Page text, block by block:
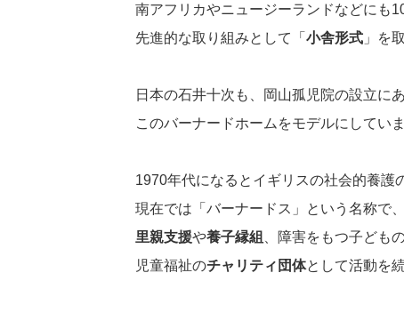
南アフリカやニュージーランドなどにも
先進的な取り組みとして「 小舎形式 」を
日本の石井十次も、岡山孤児院の設立にあ
このバーナードホームをモデルにしていま
1970年代になるとイギリスの社会的養護
現在では「バーナードス」という名称で、
里親支援や養子縁組
、障害をもつ子ども
児童福祉のチャリティ団体として活動を